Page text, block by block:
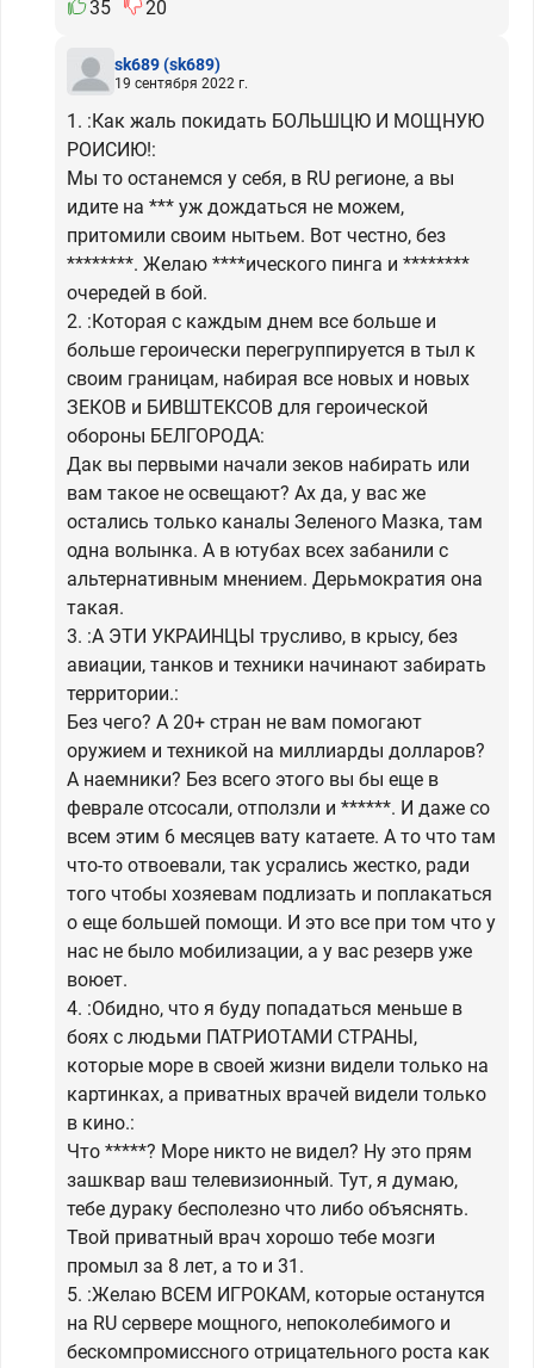
35 20
sk689(sk689)
19 сентября 2022 г.
1. :Как жаль покидать БОЛЬШЦЮ И МОЩНУЮ
РОИСИЮ!:
Мы то останемся у себя, в RU регионе, а вы
идите на *** уж дождаться не можем,
притомили своим нытьем. Вот честно, без
********. Желаю ****ического пинга и ********
очередей в бой.
2. :Которая с каждым днем все больше и
больше героически перегруппируется в тыл к
своим границам, набирая все новых и новых
ЗЕКОВ и БИВШТЕКСОВ для героической
обороны БЕЛГОРОДА:
Дак вы первыми начали зеков набирать или
вам такое не освещают? Ах да, у вас же
остались только каналы Зеленого Мазка, там
одна волынка. А в ютубах всех забанили с
альтернативным мнением. Дерьмократия она
такая.
3. :А ЭТИ УКРАИНЦЫ трусливо, в крысу, без
авиации, танков и техники начинают забирать
территории.:
Без чего? А 20+ стран не вам помогают
оружием и техникой на миллиарды долларов?
А наемники? Без всего этого вы бы еще в
феврале отсосали, отползли и ******. И даже со
всем этим 6 месяцев вату катаете. А то что там
что-то отвоевали, так усрались жестко, ради
того чтобы хозяевам подлизать и поплакаться
о еще большей помощи. И это все при том что у
нас не было мобилизации, а у вас резерв уже
воюет.
4. :Обидно, что я буду попадаться меньше в
боях с людьми ПАТРИОТАМИ СТРАНЫ,
которые море в своей жизни видели только на
картинках, а приватных врачей видели только
в кино.:
Что *****? Море никто не видел? Ну это прям
зашквар ваш телевизионный. Тут, я думаю,
тебе дураку бесполезно что либо объяснять.
Твой приватный врач хорошо тебе мозги
промыл за 8 лет, а то и 31.
5. :Желаю ВСЕМ ИГРОКАМ, которые останутся
на RU сервере мощного, непоколебимого и
бескомпромиссного отрицательного роста как